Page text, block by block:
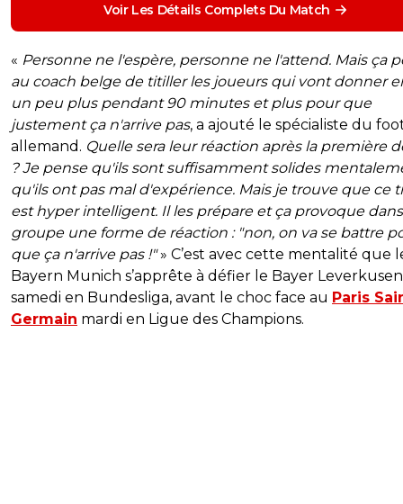
Voir Les Détails Complets Du Match
« Personne ne l'espère, personne ne l'attend. Mais ça
au coach belge de titiller les joueurs qui vont donner
un peu plus pendant 90 minutes et plus pour que
justement ça n'arrive pas, a ajouté le spécialiste du
allemand. Quelle sera leur réaction après la première
? Je pense qu'ils sont suffisamment solides
qu'ils ont pas mal d'expérience. Mais je trouve que ce
est hyper intelligent. Il les prépare et ça provoque
groupe une forme de réaction : "non, on va se battre
que ça n'arrive pas !"» C’est avec cette mentalité que
Bayern Munich s’apprête à défier le Bayer Leverkusen
samedi en Bundesliga, avant le choc face au Paris
Germain mardi en Ligue des Champions.